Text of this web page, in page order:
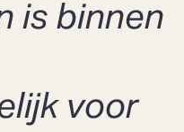
is binnen
voor